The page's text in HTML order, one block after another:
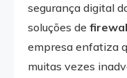
segurança digital
soluções de
empresa enfatiza
muitas vezes